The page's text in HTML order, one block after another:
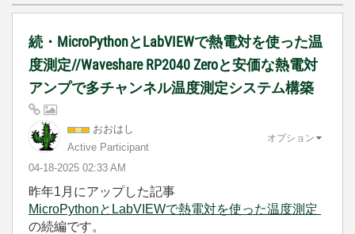
続・MicroPythonとLabVIEWで熱電対を使った温
度測定//Waveshare RP2040 Zeroと安価な熱電対
アンプで多チャンネル温度測定システム構築
おおはし
Active Participant
‎04-18-2025 02:33 AM
オプション
昨年1月にアップした記事
MicroPythonとLabVIEWで熱電対を使った温度測定
の続編です。